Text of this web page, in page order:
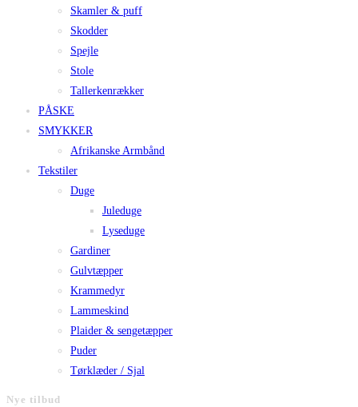
Skamler & puff
Skodder
Spejle
Stole
Tallerkenrækker
PÅSKE
SMYKKER
Afrikanske Armbånd
Tekstiler
Duge
Juleduge
Lyseduge
Gardiner
Gulvtæpper
Krammedyr
Lammeskind
Plaider & sengetæpper
Puder
Tørklæder / Sjal
Nye tilbud